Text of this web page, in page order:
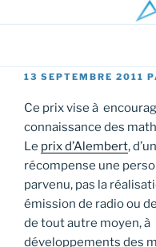
au
principal
Association pour
PUBLIÉ
13 SEPTEMBRE 2011
Ce prix vise à
connaissance des
Le prix d’Alembert,
récompense une
parvenu, pas la
émission de radio ou
de tout autre moyen,
développements des